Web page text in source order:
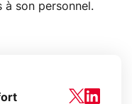
à son personnel.